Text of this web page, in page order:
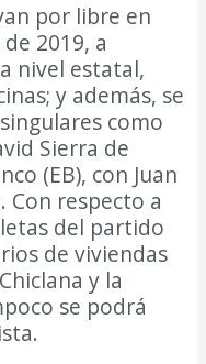
por libre en
2019, a
nivel estatal,
y además, se
como
Sierra de
(EB), con Juan
Con respecto a
del partido
de viviendas
y la
se podrá